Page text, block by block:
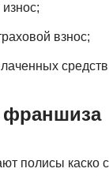
взнос;
франшиза
полисы